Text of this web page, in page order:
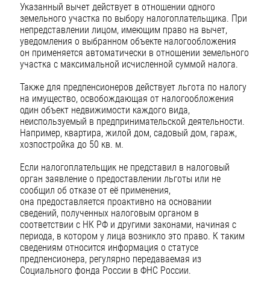
Указанный вычет действует в отношении одного
земельного участка по выбору налогоплательщика. При
непредставлении лицом, имеющим право на вычет,
уведомления о выбранном объекте налогообложения
он применяется автоматически в отношении земельного
участка с максимальной исчисленной суммой налога.
Также для предпенсионеров действует льгота по налогу
на имущество, освобождающая от налогообложения
один объект недвижимости каждого вида,
неиспользуемый в предпринимательской деятельности.
Например, квартира, жилой дом, садовый дом, гараж,
хозпостройка до 50 кв. м.
Если налогоплательщик не представил в налоговый
орган заявление о предоставлении льготы или не
сообщил об отказе от её применения,
она предоставляется проактивно на основании
сведений, полученных налоговым органом в
соответствии с НК РФ и другими законами, начиная с
периода, в котором у лица возникло это право. К таким
сведениям относится информация о статусе
предпенсионера, регулярно передаваемая из
Социального фонда России в ФНС России.